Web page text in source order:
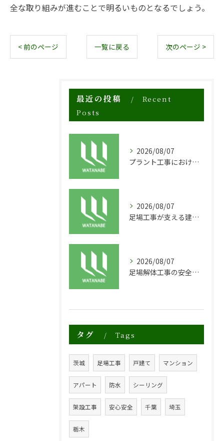
全な取り組みが進むことで明るいものとなるでしょう。
< 前のページ 一覧に戻る 次のページ >
最近の投稿
Recent
Posts
2026/08/07
プラント工事における足場工事の安全対策と施工の重要性
2026/08/07
足場工事が支える建物の長寿命化と外装塗装の重要性
2026/08/07
足場解体工事の安全性と効率化のポイント
タグ Tags
茨城 足場工事 戸建て マンション
アパート 防水 シーリング
架設工事 安心安全 千葉 埼玉
栃木